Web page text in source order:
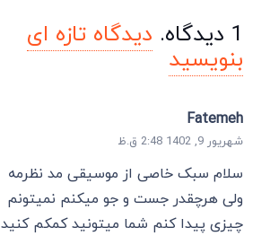
1 دیدگاه. دیدگاه تازه ای
بنویسید
Fatemeh
شهریور 9, 1402 2:48 ق.ظ
سلام سبک خاصی از موسیقی مد نظرمه
ولی هرچقدر جست و جو میکنم نمیتونم
چیزی پیدا کنم شما میتونید کمکم کنید